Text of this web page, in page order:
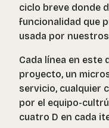
ciclo breve donde
funcionalidad que
usada por
Cada línea en este
proyecto, un
servicio, cualquier
por el equipo-
cuatro D en cada